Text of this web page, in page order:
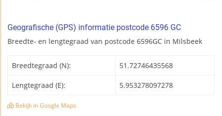
Geografische (GPS) informatie postcode 6596 GC
Breedte- en lengtegraad van postcode 6596GC in Milsbeek
Breedtegraad (N): 51.72746435568
Lengtegraad (E): 5.953278097278
Bekijk in Google Maps